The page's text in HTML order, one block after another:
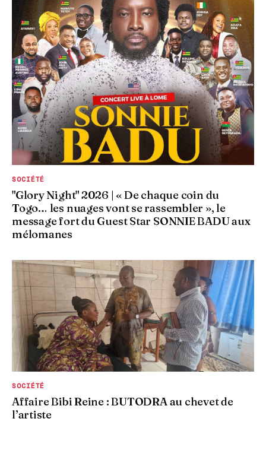
SOCIÉTÉ
"Glory Night" 2026 | « De chaque coin du
Togo… les nuages vont se rassembler », le
message fort du Guest Star SONNIE BADU aux
mélomanes
SOCIÉTÉ
Affaire Bibi Reine : BUTODRA au chevet de
l’artiste